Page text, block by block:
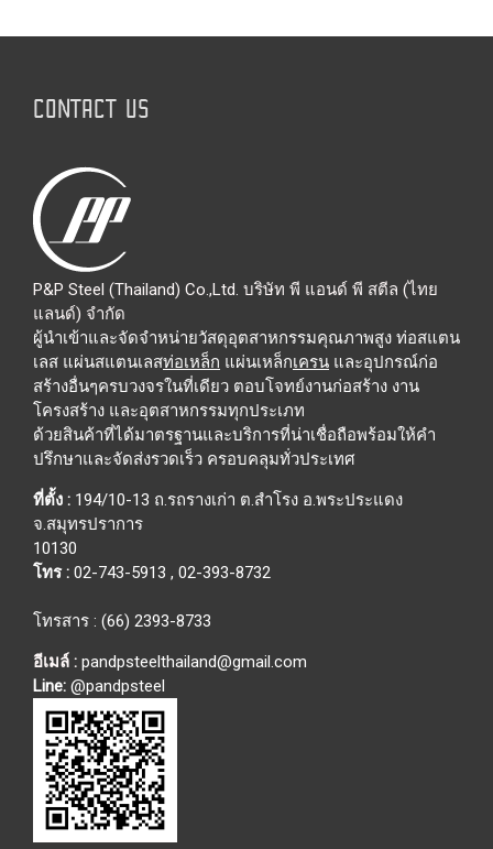
CONTACT US
P&P Steel (Thailand) Co.,Ltd. บริษัท พี แอนด์ พี สตีล (ไทย
แลนด์) จำกัด
ผู้นำเข้าและจัดจำหน่ายวัสดุอุตสาหกรรมคุณภาพสูง ท่อสแตน
เลส แผ่นสแตนเลสท่อเหล็ก แผ่นเหล็กเครน และอุปกรณ์ก่อ
สร้างอื่นๆครบวงจรในที่เดียว ตอบโจทย์งานก่อสร้าง งาน
โครงสร้าง และอุตสาหกรรมทุกประเภท
ด้วยสินค้าที่ได้มาตรฐานและบริการที่น่าเชื่อถือพร้อมให้คำ
ปรึกษาและจัดส่งรวดเร็ว ครอบคลุมทั่วประเทศ
ที่ตั้ง : 194/10-13 ถ.รถรางเก่า ต.สำโรง อ.พระประแดง
จ.สมุทรปราการ
10130
โทร : 02-743-5913 , 02-393-8732
โทรสาร : (66) 2393-8733
อีเมล์ : pandpsteelthailand@gmail.com
Line: @pandpsteel